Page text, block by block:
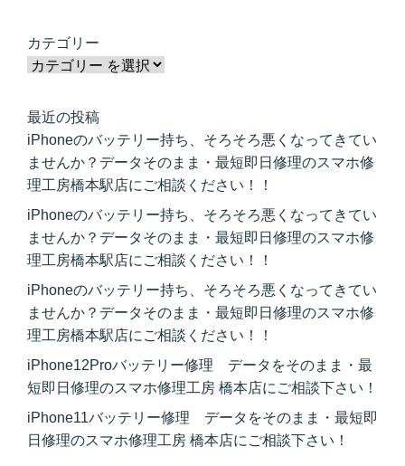
カテゴリー
最近の投稿
iPhoneのバッテリー持ち、そろそろ悪くなってきてい
ませんか？データそのまま・最短即日修理のスマホ修
理工房橋本駅店にご相談ください！！
iPhoneのバッテリー持ち、そろそろ悪くなってきてい
ませんか？データそのまま・最短即日修理のスマホ修
理工房橋本駅店にご相談ください！！
iPhoneのバッテリー持ち、そろそろ悪くなってきてい
ませんか？データそのまま・最短即日修理のスマホ修
理工房橋本駅店にご相談ください！！
iPhone12Proバッテリー修理 データをそのまま・最
短即日修理のスマホ修理工房 橋本店にご相談下さい！
iPhone11バッテリー修理 データをそのまま・最短即
日修理のスマホ修理工房 橋本店にご相談下さい！